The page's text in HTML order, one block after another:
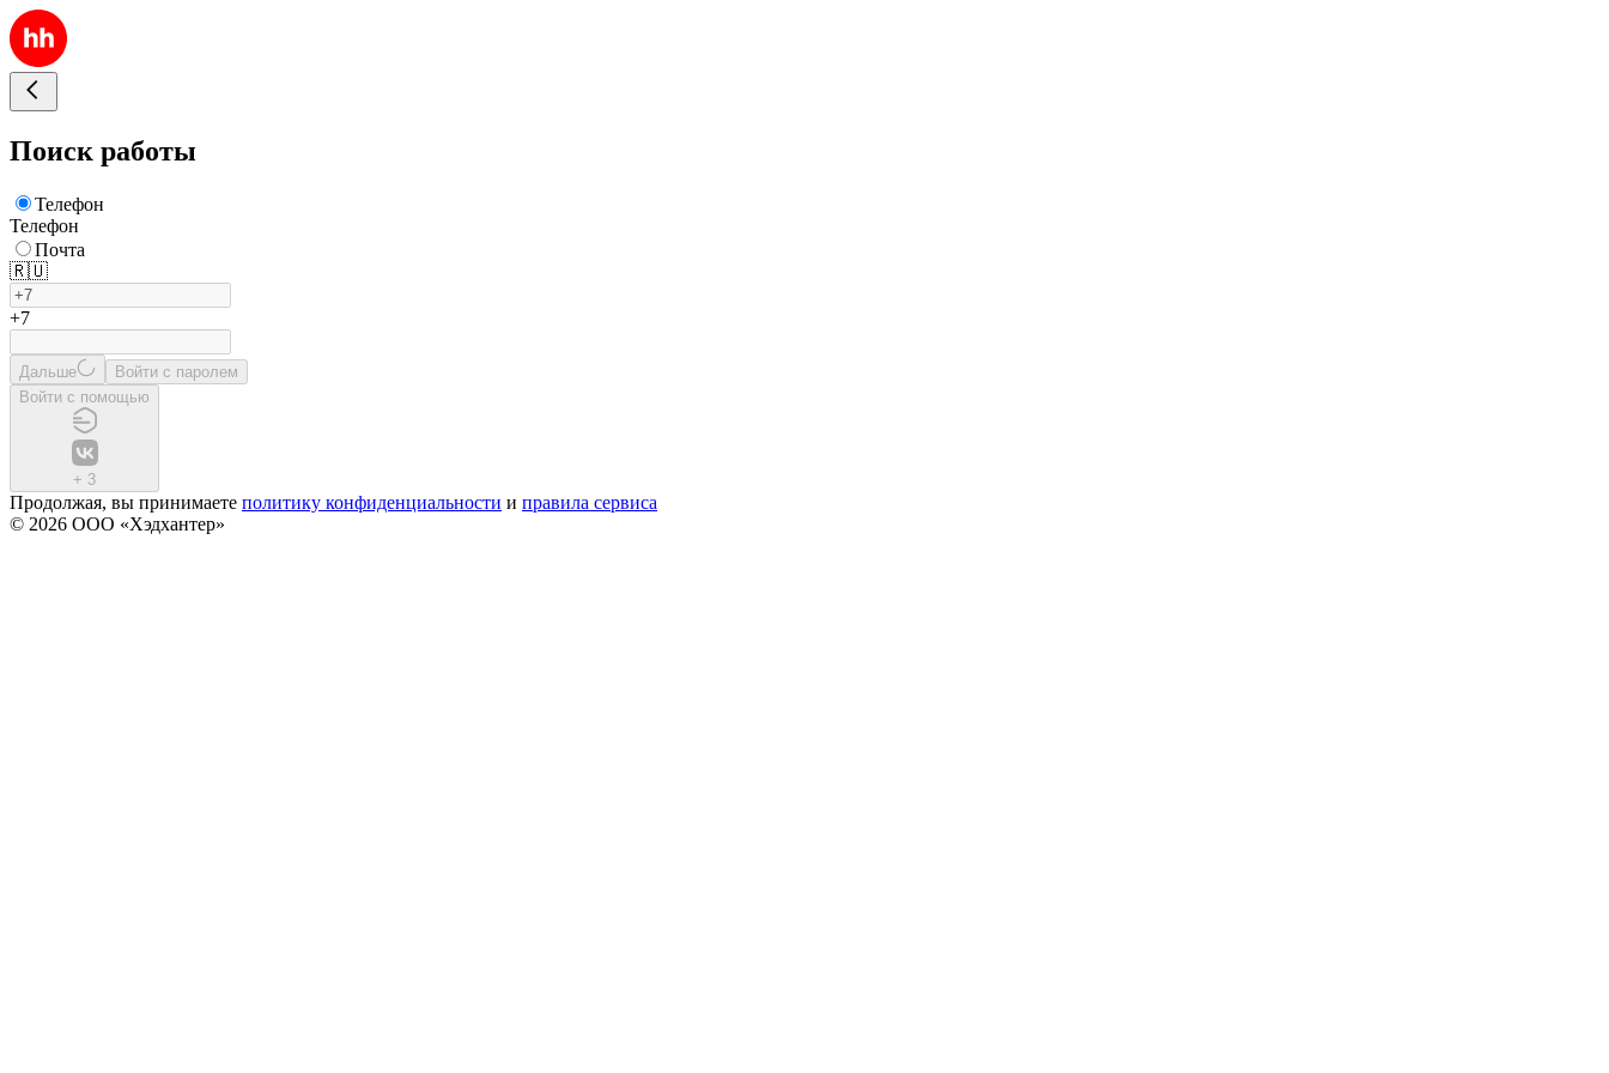
Поиск работы
Телефон
Телефон
Почта
🇷🇺
+7
Дальше
Войти с паролем
Войти с помощью
+ 3
Продолжая, вы принимаете политику конфиденциальности и правила сервиса
© 2026 ООО «Хэдхантер»